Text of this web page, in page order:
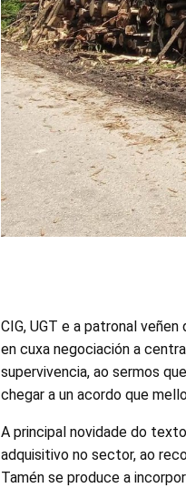
CIG, UGT e a patronal
en cuxa negociación a
supervivencia, ao sermos
chegar a un acordo que
A principal novidade do
adquisitivo no sector, ao
Tamén se produce a